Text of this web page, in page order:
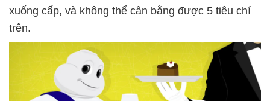
xuống cấp, và không thể cân bằng được 5 tiêu chí
trên.